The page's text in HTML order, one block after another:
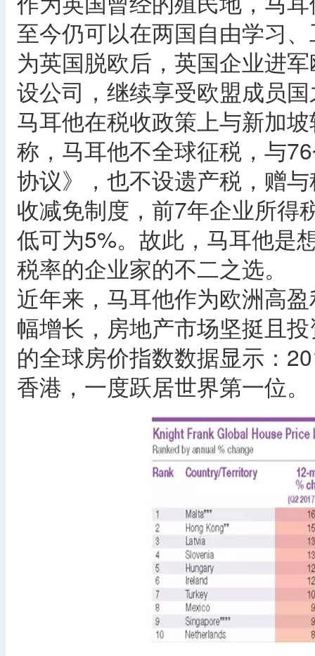
至今仍可以在两国自由学习
为英国脱欧后，英国企业进
设公司，继续享受欧盟成员
马耳他在税收政策上与新加
称，马耳他不全球征税，与
协议》，也不设遗产税，赠
收减免制度，前7年企业所得
低可为5%。故此，马耳他是
税率的企业家的不二之选。
近年来，马耳他作为欧洲高
幅增长，房地产市场坚挺且
的全球房价指数数据显示：
香港，一度跃居世界第一位。